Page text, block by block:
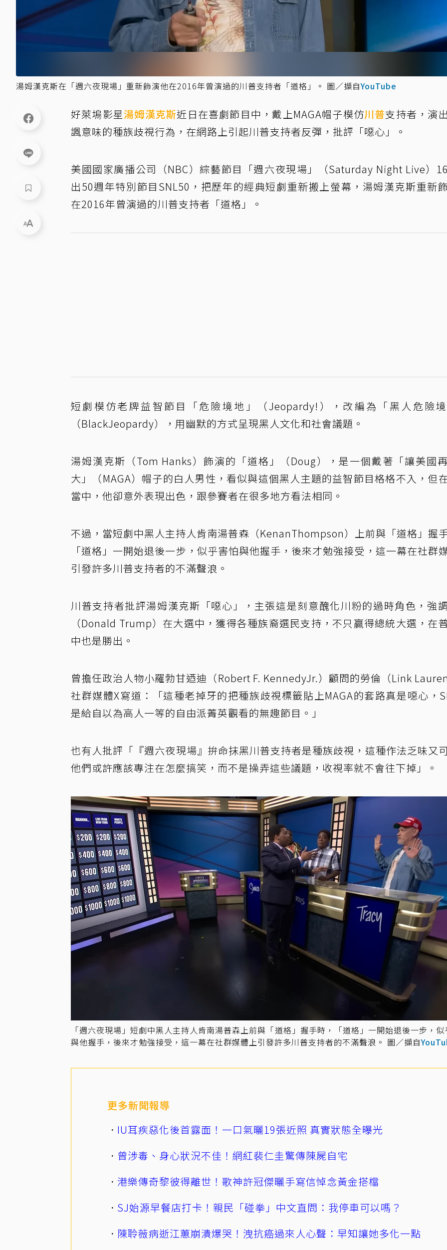
湯姆漢克斯在「週六夜現場」重新飾演他在2016年曾演過的川普支持者「道格」。 圖／擷自YouTube
好萊塢影星湯姆漢克斯近日在喜劇節目中，戴上MAGA帽子模仿川普支持者，演
諷意味的種族歧視行為，在網路上引起川普支持者反彈，批評「噁心」。
美國國家廣播公司（NBC）綜藝節目「週六夜現場」（Saturday Night Live）
出50週年特別節目SNL50，把歷年的經典短劇重新搬上螢幕，湯姆漢克斯重新
在2016年曾演過的川普支持者「道格」。
短劇模仿老牌益智節目「危險境地」（Jeopardy!），改編為「黑人危險
（BlackJeopardy），用幽默的方式呈現黑人文化和社會議題。
湯姆漢克斯（Tom Hanks）飾演的「道格」（Doug），是一個戴著「讓美國
大」（MAGA）帽子的白人男性，看似與這個黑人主題的益智節目格格不入，但
當中，他卻意外表現出色，跟參賽者在很多地方看法相同。
不過，當短劇中黑人主持人肯南湯普森（KenanThompson）上前與「道格」握
「道格」一開始退後一步，似乎害怕與他握手，後來才勉強接受，這一幕在社群
引發許多川普支持者的不滿聲浪。
川普支持者批評湯姆漢克斯「噁心」，主張這是刻意醜化川粉的過時角色，強
（Donald Trump）在大選中，獲得各種族裔選民支持，不只贏得總統大選，在
中也是勝出。
曾擔任政治人物小羅勃甘迺迪（Robert F. KennedyJr.）顧問的勞倫（Link
社群媒體X寫道：「這種老掉牙的把種族歧視標籤貼上MAGA的套路真是噁心，
是給自以為高人一等的自由派菁英觀看的無趣節目。」
也有人批評「『週六夜現場』拚命抹黑川普支持者是種族歧視，這種作法乏味又
他們或許應該專注在怎麼搞笑，而不是操弄這些議題，收視率就不會往下掉」。
「週六夜現場」短劇中黑人主持人肯南湯普森上前與「道格」握手時，「道格」一開始退後一步，
與他握手，後來才勉強接受，這一幕在社群媒體上引發許多川普支持者的不滿聲浪。 圖／擷自
更多新聞報導
IU耳疾惡化後首露面！一口氣曬19張近照 真實狀態全曝光
曾涉毒、身心狀況不佳！網紅裴仁圭驚傳陳屍自宅
港樂傳奇黎彼得離世！歌神許冠傑曬手寫信悼念黃金搭檔
SJ始源早餐店打卡！親民「碰拳」中文直問：我停車可以嗎？
陳聆薇病逝江蕙崩潰爆哭！洩抗癌過來人心聲：早知讓她多化一點